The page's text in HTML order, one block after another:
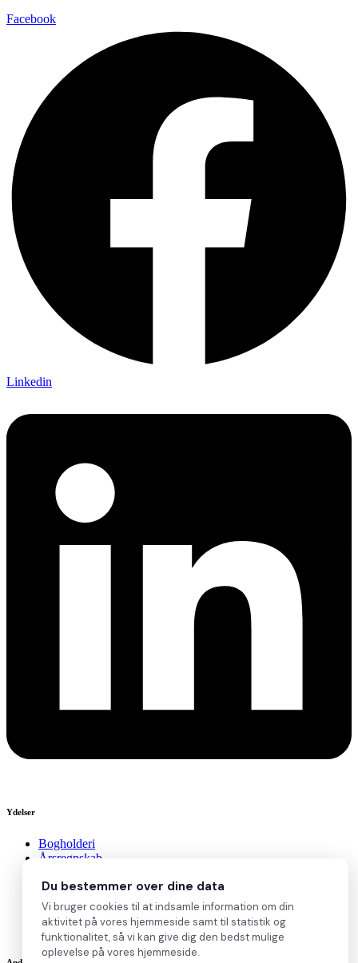
Facebook
Linkedin
Ydelser
Bogholderi
Årsregnskab
Lønadministration
Ekstern konsulent
Gratis regnskabstjek
Priser
Du bestemmer over dine data
Vi bruger cookies til at indsamle information om din
aktivitet på vores hjemmeside samt til statistik og
funktionalitet, så vi kan give dig den bedst mulige
oplevelse på vores hjemmeside.